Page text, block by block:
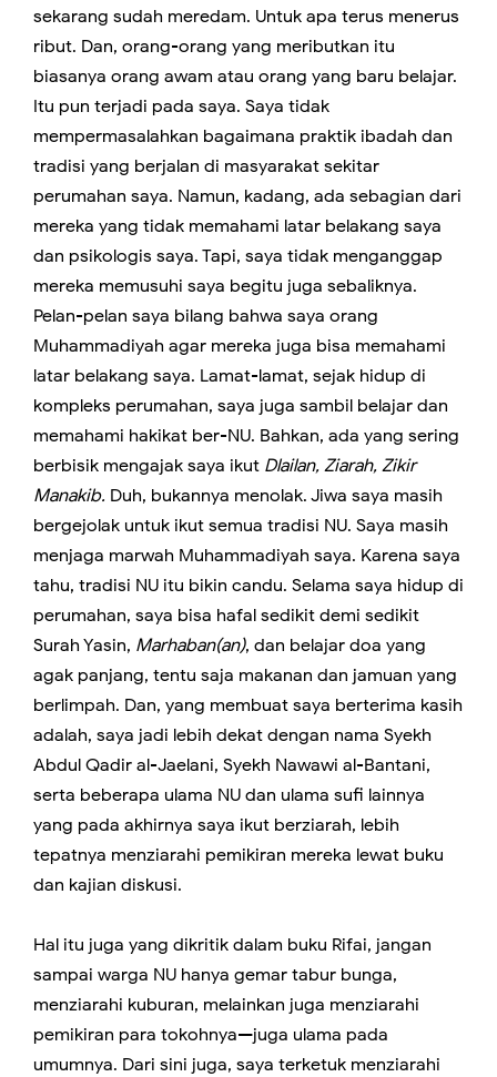
sekarang sudah meredam. Untuk apa terus menerus
ribut. Dan, orang-orang yang meributkan itu
biasanya orang awam atau orang yang baru belajar.
Itu pun terjadi pada saya. Saya tidak
mempermasalahkan bagaimana praktik ibadah dan
tradisi yang berjalan di masyarakat sekitar
perumahan saya. Namun, kadang, ada sebagian dari
mereka yang tidak memahami latar belakang saya
dan psikologis saya. Tapi, saya tidak menganggap
mereka memusuhi saya begitu juga sebaliknya.
Pelan-pelan saya bilang bahwa saya orang
Muhammadiyah agar mereka juga bisa memahami
latar belakang saya. Lamat-lamat, sejak hidup di
kompleks perumahan, saya juga sambil belajar dan
memahami hakikat ber-NU. Bahkan, ada yang sering
berbisik mengajak saya ikut Dlailan, Ziarah, Zikir
Manakib. Duh, bukannya menolak. Jiwa saya masih
bergejolak untuk ikut semua tradisi NU. Saya masih
menjaga marwah Muhammadiyah saya. Karena saya
tahu, tradisi NU itu bikin candu. Selama saya hidup di
perumahan, saya bisa hafal sedikit demi sedikit
Surah Yasin, Marhaban(an), dan belajar doa yang
agak panjang, tentu saja makanan dan jamuan yang
berlimpah. Dan, yang membuat saya berterima kasih
adalah, saya jadi lebih dekat dengan nama Syekh
Abdul Qadir al-Jaelani, Syekh Nawawi al-Bantani,
serta beberapa ulama NU dan ulama sufi lainnya
yang pada akhirnya saya ikut berziarah, lebih
tepatnya menziarahi pemikiran mereka lewat buku
dan kajian diskusi.
Hal itu juga yang dikritik dalam buku Rifai, jangan
sampai warga NU hanya gemar tabur bunga,
menziarahi kuburan, melainkan juga menziarahi
pemikiran para tokohnya—juga ulama pada
umumnya. Dari sini juga, saya terketuk menziarahi